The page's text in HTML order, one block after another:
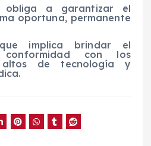
obliga a garantizar el
oportuna, permanente
implica brindar el
con los
altos de tecnología y